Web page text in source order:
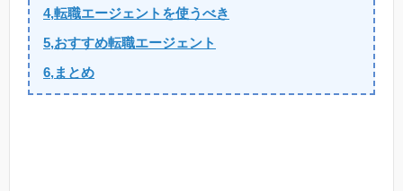
4,転職エージェントを使うべき
5,おすすめ転職エージェント
6,まとめ